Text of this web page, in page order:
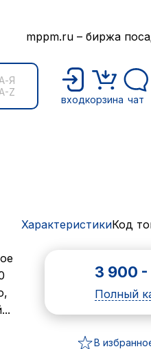
mppm.ru – биржа
Я
Z
входкорзина чат
ХарактеристикиКод
3 900 -
Полный
В